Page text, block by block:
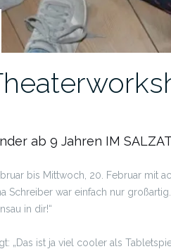
ab 9 Jahren IM
bis Mittwoch, 20. Februar mit
Schreiber war einfach nur
in dir!“
„Das ist ja viel cooler als